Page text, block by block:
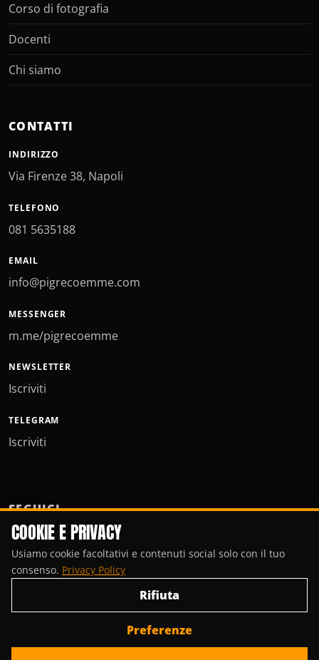
Corso di fotografia
Docenti
Chi siamo
CONTATTI
INDIRIZZO
Via Firenze 38, Napoli
TELEFONO
081 5635188
EMAIL
info@pigrecoemme.com
MESSENGER
m.me/pigrecoemme
NEWSLETTER
Iscriviti
TELEGRAM
Iscriviti
SEGUICI
COOKIE E PRIVACY
Usiamo cookie facoltativi e contenuti social solo con il tuo
consenso. Privacy Policy
Rifiuta
Preferenze